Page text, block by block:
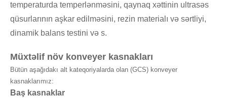
temperaturda temperlənməsini, qaynaq xəttinin ultrasəs
qüsurlarının aşkar edilməsini, rezin materialı və sərtliyi,
dinamik balans testini və s.
Müxtəlif növ konveyer kasnakları
Bütün aşağıdakı alt kateqoriyalarda olan (GCS) konveyer
kasnaklarımız:
Baş kasnaklar